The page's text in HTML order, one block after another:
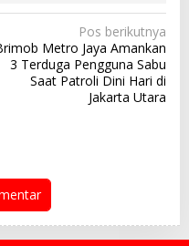
Pos berikutnya
Metro Jaya Amankan
3 Terduga Pengguna Sabu
Saat Patroli Dini Hari di
Jakarta Utara